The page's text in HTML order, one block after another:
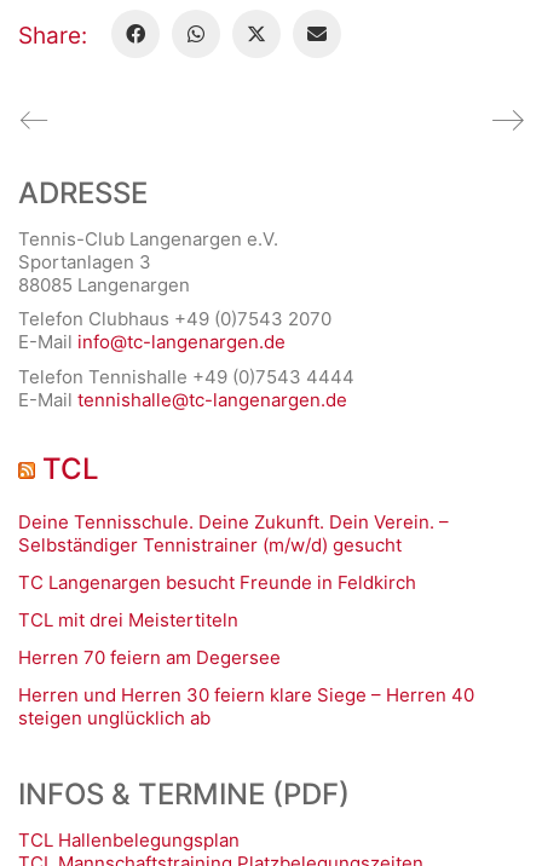
Share:
ADRESSE
Tennis-Club Langenargen e.V.
Sportanlagen 3
88085 Langenargen
Telefon Clubhaus +49 (0)7543 2070
E-Mail info@tc-langenargen.de
Telefon Tennishalle +49 (0)7543 4444
E-Mail tennishalle@tc-langenargen.de
TCL
Deine Tennisschule. Deine Zukunft. Dein Verein. –
Selbständiger Tennistrainer (m/w/d) gesucht
TC Langenargen besucht Freunde in Feldkirch
TCL mit drei Meistertiteln
Herren 70 feiern am Degersee
Herren und Herren 30 feiern klare Siege – Herren 40
steigen unglücklich ab
INFOS & TERMINE (PDF)
TCL Hallenbelegungsplan